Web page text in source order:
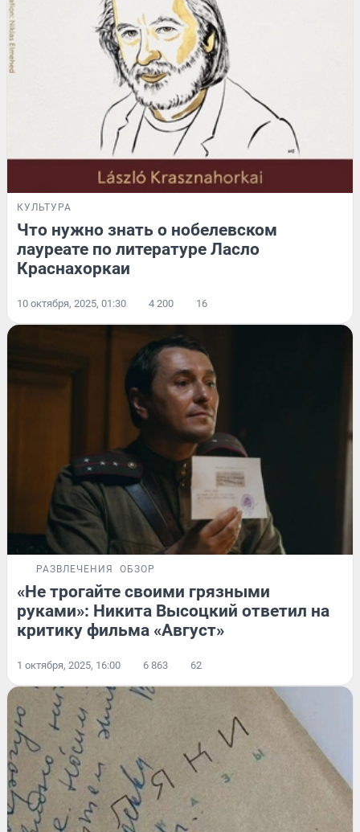
КУЛЬТУРА
Что нужно знать о нобелевском
лауреате по литературе Ласло
Краснахоркаи
10 октября, 2025, 01:30 4 200 16
РАЗВЛЕЧЕНИЯ ОБЗОР
«Не трогайте своими грязными
руками»: Никита Высоцкий ответил на
критику фильма «Август»
1 октября, 2025, 16:00 6 863 62